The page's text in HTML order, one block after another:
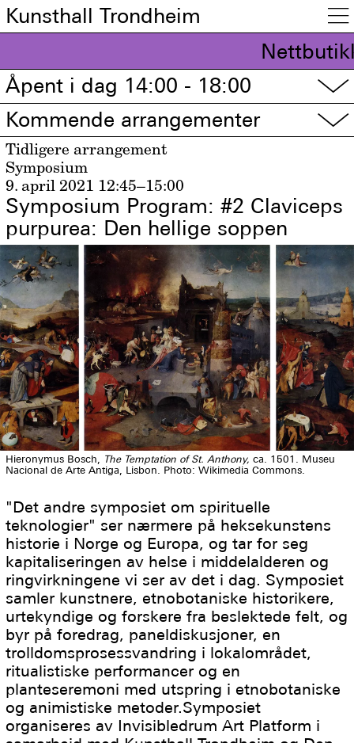
Kunsthall Trondheim 
Nettbutikk
Åpent i dag 14:00 - 18:00
▽
Kommende arrangementer ▽
Tidligere arrangement
Symposium
9. april 2021 12:45–15:00
Symposium Program: #2 Claviceps
purpurea: Den hellige soppen
Hieronymus Bosch, The Temptation of St. Anthony,ca. 1501. Museu
Nacional de Arte Antiga, Lisbon. Photo: Wikimedia Commons.
"Det andre symposiet om spirituelle
teknologier" ser nærmere på heksekunstens
historie i Norge og Europa, og tar for seg
kapitaliseringen av helse i middelalderen og
ringvirkningene vi ser av det i dag. Symposiet
samler kunstnere, etnobotaniske historikere,
urtekyndige og forskere fra beslektede felt, og
byr på foredrag, paneldiskusjoner, en
trolldomsprosessvandring i lokalområdet,
ritualistiske performancer og en
planteseremoni med utspring i etnobotaniske
og animistiske metoder.Symposiet
organiseres av Invisibledrum Art Platform i